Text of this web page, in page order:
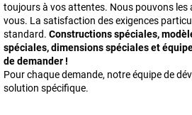
toujours à vos attentes. Nous pouvons
vous. La satisfaction des exigences
standard. Constructions spéciales,
spéciales, dimensions spéciales et
de demander !
Pour chaque demande, notre équipe de
solution spécifique.